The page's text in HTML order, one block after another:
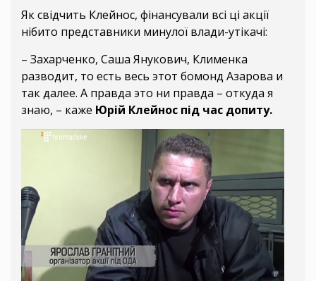
Як свідчить Клейнос, фінансували всі ці акції
нібито представники минулої влади-утікачі:
– Захарченко, Саша Янукович, Клименка
разводит, то есть весь этот бомонд Азарова и
так далее. А правда это ни правда – откуда я
знаю, – каже Юрій Клейнос під час допиту.